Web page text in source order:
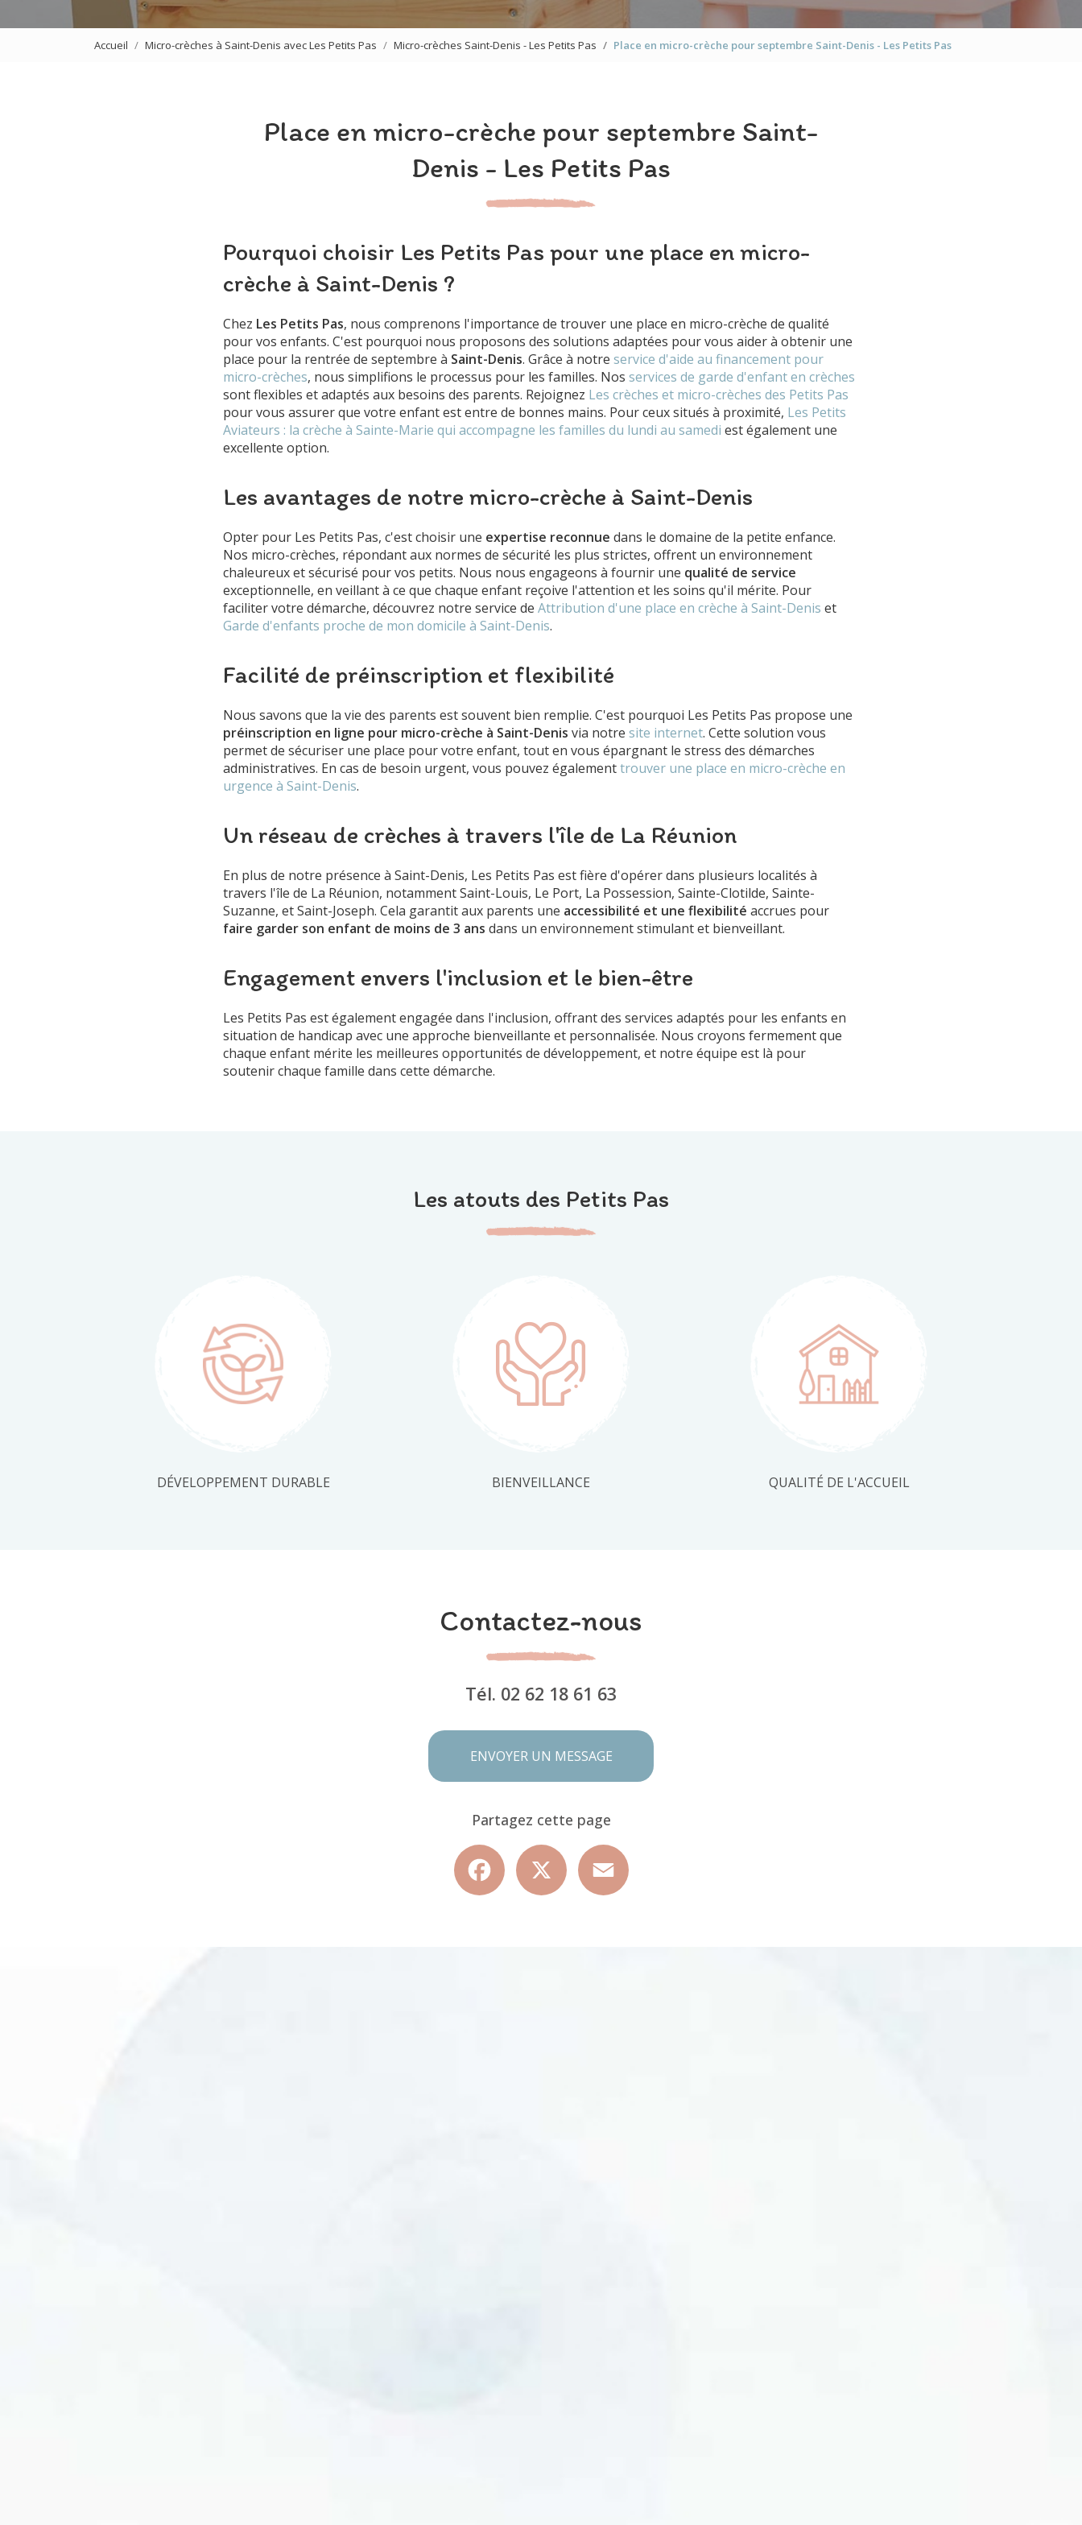
Les Petits Tisserins
Accueil Micro-crèches à Saint-Denis avec Les Petits Pas Micro-crèches Saint-Denis - Les Petits Pas Place en micro-crèche pour septembre Saint-Denis - Les Petits Pas
Place en micro-crèche pour septembre Saint-
Denis - Les Petits Pas
Pourquoi choisir Les Petits Pas pour une place en micro-
crèche à Saint-Denis ?
Chez Les Petits Pas, nous comprenons l'importance de trouver une place en micro-crèche de qualité
pour vos enfants. C'est pourquoi nous proposons des solutions adaptées pour vous aider à obtenir une
place pour la rentrée de septembre à Saint-Denis. Grâce à notre service d'aide au financement pour
micro-crèches, nous simplifions le processus pour les familles. Nos services de garde d'enfant en crèches
sont flexibles et adaptés aux besoins des parents. Rejoignez Les crèches et micro-crèches des Petits Pas
pour vous assurer que votre enfant est entre de bonnes mains. Pour ceux situés à proximité, Les Petits
Aviateurs : la crèche à Sainte-Marie qui accompagne les familles du lundi au samedi est également une
excellente option.
Les avantages de notre micro-crèche à Saint-Denis
Opter pour Les Petits Pas, c'est choisir une expertise reconnue dans le domaine de la petite enfance.
Nos micro-crèches, répondant aux normes de sécurité les plus strictes, offrent un environnement
chaleureux et sécurisé pour vos petits. Nous nous engageons à fournir une qualité de service
exceptionnelle, en veillant à ce que chaque enfant reçoive l'attention et les soins qu'il mérite. Pour
faciliter votre démarche, découvrez notre service de Attribution d'une place en crèche à Saint-Denis et
Garde d'enfants proche de mon domicile à Saint-Denis.
Facilité de préinscription et flexibilité
Nous savons que la vie des parents est souvent bien remplie. C'est pourquoi Les Petits Pas propose une
préinscription en ligne pour micro-crèche à Saint-Denis via notre site internet. Cette solution vous
permet de sécuriser une place pour votre enfant, tout en vous épargnant le stress des démarches
administratives. En cas de besoin urgent, vous pouvez égalementtrouver une place en micro-crèche en
urgence à Saint-Denis.
Un réseau de crèches à travers l'île de La Réunion
En plus de notre présence à Saint-Denis, Les Petits Pas est fière d'opérer dans plusieurs localités à
travers l'île de La Réunion, notamment Saint-Louis, Le Port, La Possession, Sainte-Clotilde, Sainte-
Suzanne, et Saint-Joseph. Cela garantit aux parents une accessibilité et une flexibilité accrues pour
faire garder son enfant de moins de 3 ans dans un environnement stimulant et bienveillant.
Engagement envers l'inclusion et le bien-être
Les Petits Pas est également engagée dans l'inclusion, offrant des services adaptés pour les enfants en
situation de handicap avec une approche bienveillante et personnalisée. Nous croyons fermement que
chaque enfant mérite les meilleures opportunités de développement, et notre équipe est là pour
soutenir chaque famille dans cette démarche.
Les atouts des Petits Pas
DÉVELOPPEMENT DURABLE BIENVEILLANCE QUALITÉ DE L'ACCUEIL
Contactez-nous
Tél. 02 62 18 61 63
ENVOYER UN MESSAGE
Partagez cette page
Facebook